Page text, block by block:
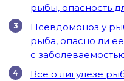
рыбы, опасность
Псевдомоноз у
рыба, опасно ли
с
Все о лигулезе